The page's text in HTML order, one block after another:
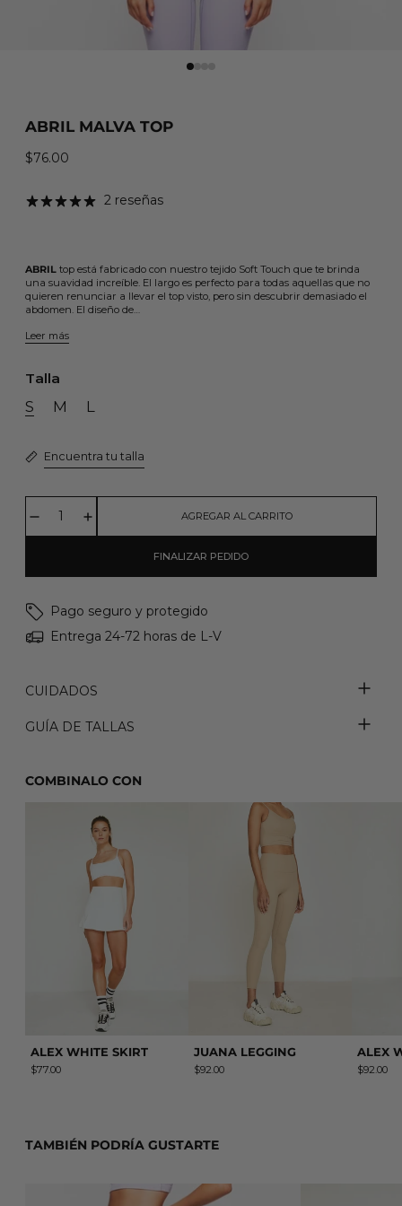
ABRIL MALVA TOP
Precio habitual
$76.00
2 reseñas
ABRIL top está fabricado con nuestro tejido Soft Touch que te brinda
una suavidad increíble. El largo es perfecto para todas aquellas que no
quieren renunciar a llevar el top visto, pero sin descubrir demasiado el
abdomen. El diseño de…
Leer más
Talla
S M L
Encuentra tu talla
AGREGAR AL CARRITO
FINALIZAR PEDIDO
COMBINALO CON
ALEX WHITE SKIRT
$77.00
JUANA LEGGING
JUANA LEGGING
$92.00
ALEX
$92.00
Pago seguro y protegido
Entrega 24-72 horas de L-V
CUIDADOS
GUÍA DE TALLAS
TAMBIÉN PODRÍA GUSTARTE
ABRIL MALVA LEGGING